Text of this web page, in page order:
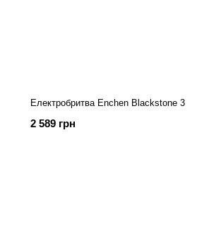
Електробритва Enchen Blackstone 3
2 589 грн